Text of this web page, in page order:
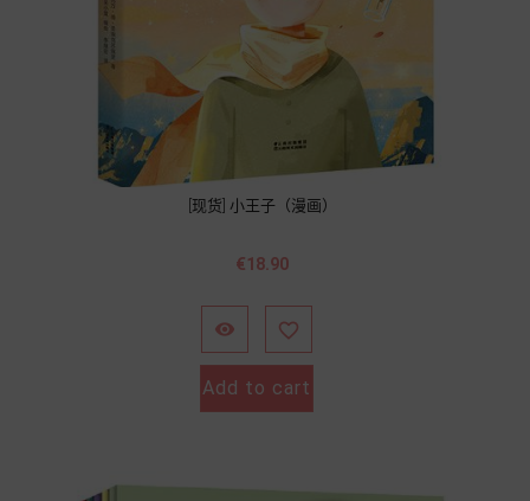
[现货] 小王子（漫画）
Price
€18.90
 
Add to cart